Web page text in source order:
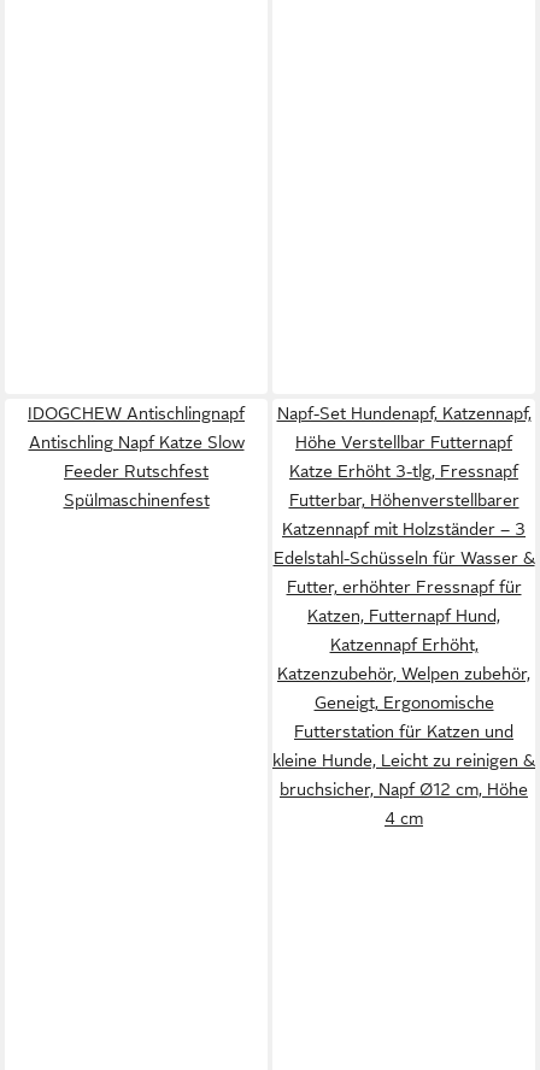
IDOGCHEW Antischlingnapf
Antischling Napf Katze Slow
Feeder Rutschfest
Spülmaschinenfest
Napf-Set Hundenapf, Katzennapf,
Höhe Verstellbar Futternapf
Katze Erhöht 3-tlg, Fressnapf
Futterbar, Höhenverstellbarer
Katzennapf mit Holzständer – 3
Edelstahl-Schüsseln für Wasser &
Futter, erhöhter Fressnapf für
Katzen, Futternapf Hund,
Katzennapf Erhöht,
Katzenzubehör, Welpen zubehör,
Geneigt, Ergonomische
Futterstation für Katzen und
kleine Hunde, Leicht zu reinigen &
bruchsicher, Napf Ø12 cm, Höhe
4 cm